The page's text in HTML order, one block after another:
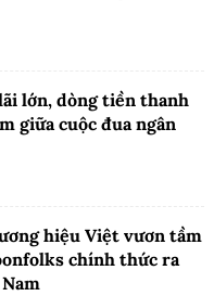
lớn, dòng tiền thanh
giữa cuộc đua ngân
hiệu Việt vươn tầm
chính thức ra